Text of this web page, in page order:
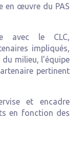
en œuvre du PAS
avec le CLC,
impliqués,
milieu, l’équipe
pertinent
et encadre
en fonction des